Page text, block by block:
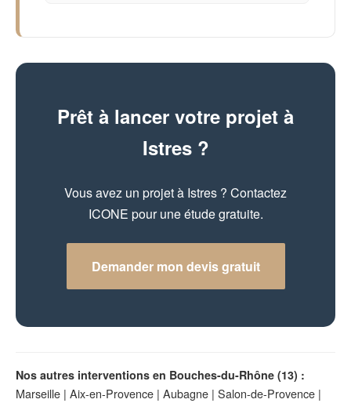
Prêt à lancer votre projet à
Istres ?
Vous avez un projet à Istres ? Contactez
ICONE pour une étude gratuite.
Demander mon devis gratuit
Nos autres interventions en Bouches-du-Rhône (13) :
Marseille | Aix-en-Provence | Aubagne | Salon-de-Provence |